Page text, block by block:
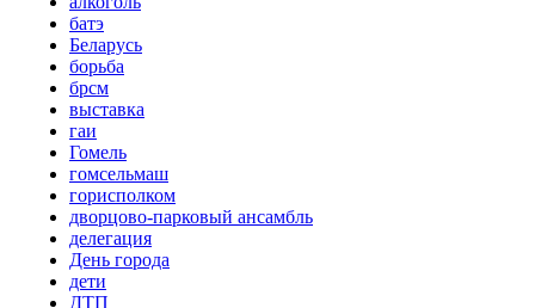
батэ
Беларусь
борьба
брсм
выставка
гаи
Гомель
гомсельмаш
горисполком
дворцово-парковый ансамбль
делегация
День города
дети
ДТП